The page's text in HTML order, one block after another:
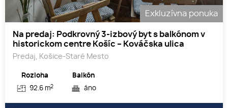
Exkluzívna ponuka
Na predaj: Podkrovný 3-izbový byt s balkónom v
historickom centre Košíc – Kováčska ulica
Predaj, Košice-Staré Mesto
Rozloha
92.6 m2
Balkón
áno